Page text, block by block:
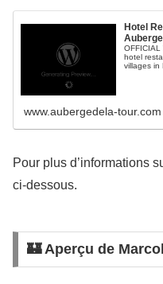
Hotel
OFFICIAL
hotel
villages in
www.aubergedela-tour.com
Pour plus d’informations
ci-dessous.
🏰 Aperçu de